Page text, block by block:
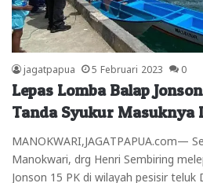
jagatpapua 5 Februari 2023 0
Lepas Lomba Balap
Tanda Syukur Masuknya
MANOKWARI,JAGATPAPUA.com—
Manokwari, drg Henri Sembiring
Jonson 15 PK di wilayah pesisir teluk